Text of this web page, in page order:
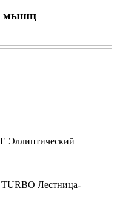
мышц
Эллиптический
Лестница-